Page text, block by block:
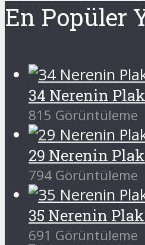
En Popüler
34 Nerenin
815 Görüntüleme
29 Nerenin
794 Görüntüleme
35 Nerenin
691 Görüntüleme